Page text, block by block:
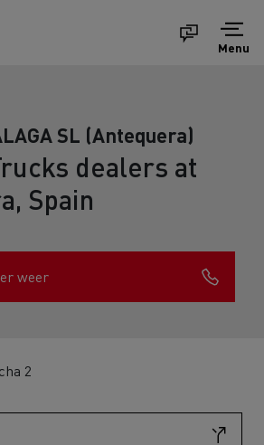
Menu
SL (Antequera)
dealers at
Spain
weer
2